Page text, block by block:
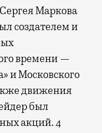
Маркова
создателем и
времени —
и Московского
движения
был
акций. 4